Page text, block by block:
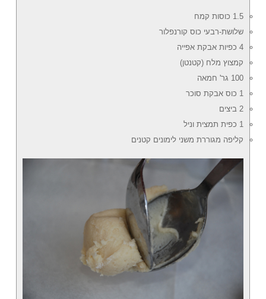
1.5 כוסות קמח
שלושת-רבעי כוס קורנפלור
4 כפיות אבקת אפייה
קמצוץ מלח (קטנטן)
100 גר' חמאה
1 כוס אבקת סוכר
2 ביצים
1 כפית תמצית וניל
קליפה מגוררת משני לימונים קטנים